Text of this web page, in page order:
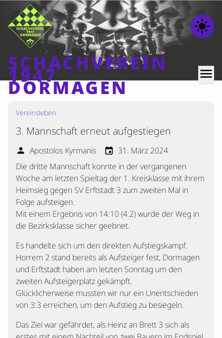
light_mode
SCHACHVEREIN
1947
DORMAGEN
menu
Home
Beiträge
Mannschaften
Ranglisten
Termine
Verschiedenes
Kontakt
Vereinsleben
3. Mannschaft erneut aufgestiegen
person Apostolos Kyrmanis event 31. März 2024
Die dritte Mannschaft konnte in der vergangenen
Woche am letzten Spieltag der 1. Kreisklasse mit ihrem
Heimsieg gegen SV Erftstadt 3 zum zweiten Mal in
Folge aufsteigen.
Mit einem Ergebnis von 14:10 (4:2) wurde der Weg in
die Bezirksklasse sicher geebnet.
Es handelte sich um den direkten Aufstiegskampf.
Horrem 2 stand bereits als Aufsteiger fest, Dormagen
und Erftstadt haben am letzten Sonntag um den
zweiten Aufsteigerplatz gekämpft.
Glücklicherweise mussten wir nur ein Unentschieden
von 3:3 erreichen, um den Aufstieg zu besiegeln.
Das Ziel war gefährdet, als Heinz an Brett 3 sich als